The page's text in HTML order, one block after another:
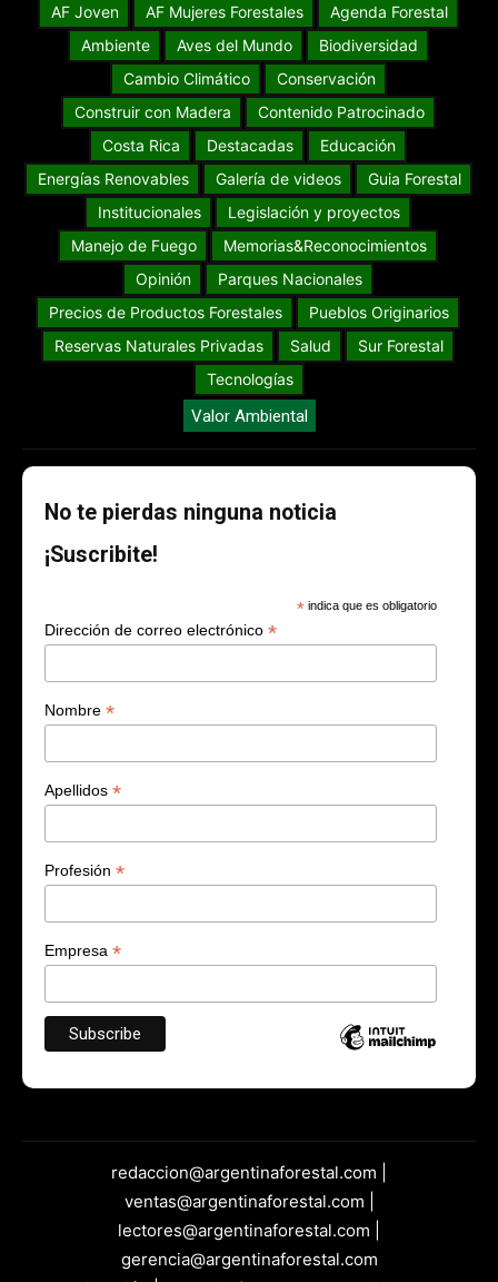
AF Joven AF Mujeres Forestales
Agenda Forestal
Ambiente
Aves del Mundo
Biodiversidad
Cambio Climático
Conservación
Construir con Madera
Contenido Patrocinado
Costa Rica
Destacadas
Educación
Energías Renovables
Galería de videos
Guia Forestal
Institucionales
Legislación y proyectos
Manejo de Fuego
Memorias&Reconocimientos
Opinión
Parques Nacionales
Precios de Productos Forestales
Pueblos Originarios
Reservas Naturales Privadas
Salud
Sur Forestal
Tecnologías
Valor Ambiental
No te pierdas ninguna noticia
¡Suscribite!
* indica que es obligatorio
Dirección de correo electrónico *
Nombre *
Apellidos *
Profesión *
Empresa *
redaccion@argentinaforestal.com |
ventas@argentinaforestal.com |
lectores@argentinaforestal.com |
gerencia@argentinaforestal.com